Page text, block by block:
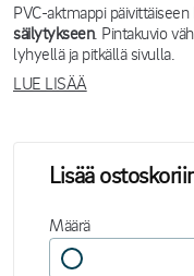
PVC-aktmappi
säilytykseen. Pintakuvio
lyhyellä ja pitkällä sivulla.
LUE LISÄÄ
Lisää
Määrä